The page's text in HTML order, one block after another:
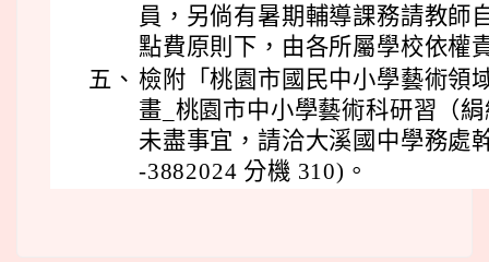
員，另倘有暑期輔導課務請教師
點費原則下，由各所屬學校依權
五、 檢附「桃園市國民中小學藝術領
畫_桃園市中小學藝術科研習（
未盡事宜，請洽大溪國中學務處
-3882024 分機 310)。